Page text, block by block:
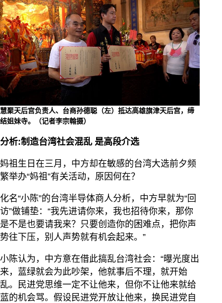
慧聚天后宫负责人、台商孙德聪（左）抵达高雄旗津天后宫，缔
结姐妹寺。（记者李宗翰摄）
分析:制造台湾社会混乱 是高段介选
妈祖生日在三月，中方却在敏感的台湾大选前夕频
繁举办“妈祖”有关活动，原因何在？
化名“小陈”的台湾半导体商人分析，中方早就为“回
访”做铺垫：“我先进请你来，我也招待你来，那你
是不是也要请我来？只要创造你的困难点，把你声
势往下压，别人声势就有机会起来。”
小陈认为，中方意在借此搞乱台湾社会：“曝光度出
来，蓝绿就会为此吵架，他就事后不理，就开始
乱。民进党思维一定不让他来，但你不让他来就给
蓝的机会骂。假设民进党开放让他来，换民进党自